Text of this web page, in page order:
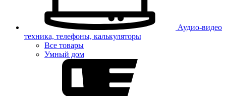
Аудио-видео
техника, телефоны, калькуляторы
Все товары
Умный дом